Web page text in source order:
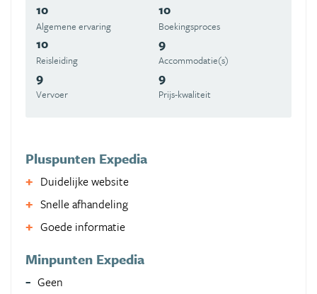
10
Algemene ervaring
10
Boekingsproces
10
Reisleiding
9
Accommodatie(s)
9
Vervoer
9
Prijs-kwaliteit
Pluspunten Expedia
Duidelijke website
Snelle afhandeling
Goede informatie
Minpunten Expedia
Geen